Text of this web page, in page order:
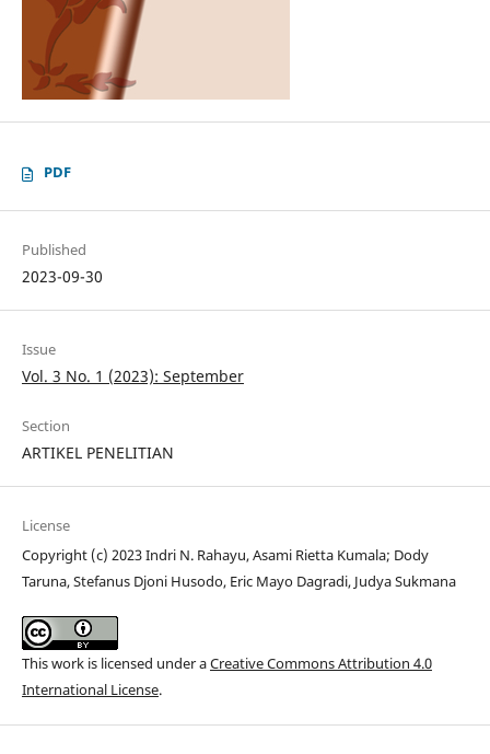
PDF
Published
2023-09-30
Issue
Vol. 3 No. 1 (2023): September
Section
ARTIKEL PENELITIAN
License
Copyright (c) 2023 Indri N. Rahayu, Asami Rietta Kumala; Dody
Taruna, Stefanus Djoni Husodo, Eric Mayo Dagradi, Judya Sukmana
This work is licensed under aCreative Commons Attribution 4.0
International License.